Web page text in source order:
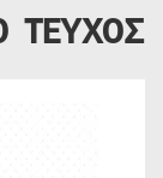
ΤΕΥΧΟΣ